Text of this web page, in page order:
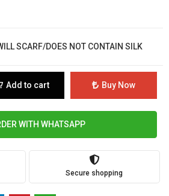
SCARF/DOES NOT CONTAIN SILK
Add to cart Buy Now
WITH WHATSAPP
Secure shopping